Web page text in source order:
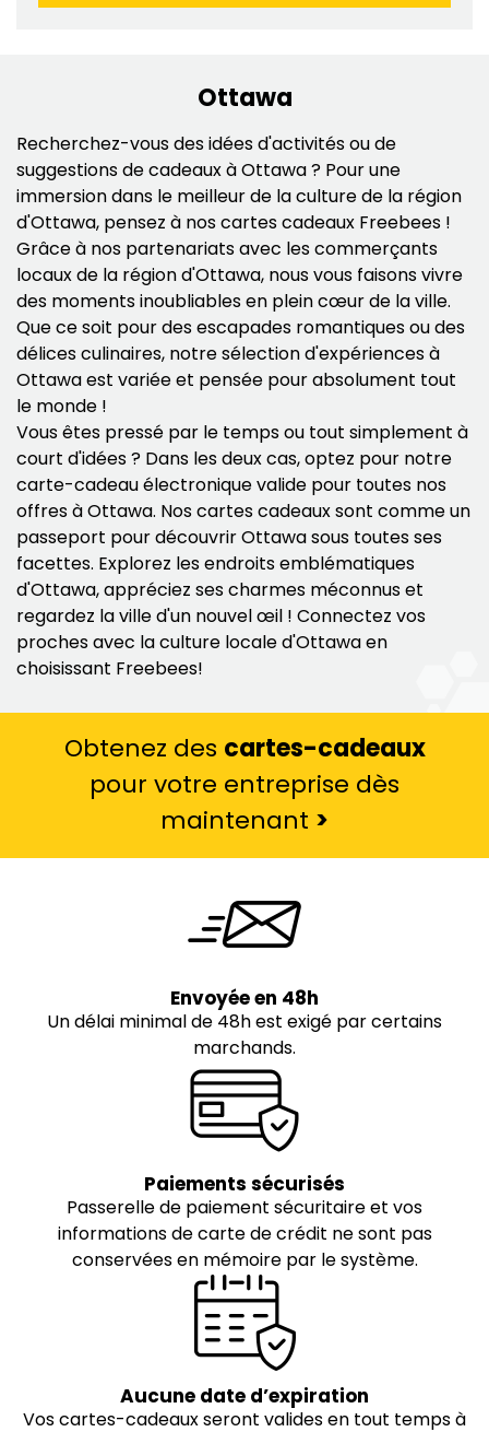
Ottawa
Recherchez-vous des idées d'activités ou de
suggestions de cadeaux à Ottawa ? Pour une
immersion dans le meilleur de la culture de la région
d'Ottawa, pensez à nos cartes cadeaux Freebees !
Grâce à nos partenariats avec les commerçants
locaux de la région d'Ottawa, nous vous faisons vivre
des moments inoubliables en plein cœur de la ville.
Que ce soit pour des escapades romantiques ou des
délices culinaires, notre sélection d'expériences à
Ottawa est variée et pensée pour absolument tout
le monde !
Vous êtes pressé par le temps ou tout simplement à
court d'idées ? Dans les deux cas, optez pour notre
carte-cadeau électronique valide pour toutes nos
offres à Ottawa. Nos cartes cadeaux sont comme un
passeport pour découvrir Ottawa sous toutes ses
facettes. Explorez les endroits emblématiques
d'Ottawa, appréciez ses charmes méconnus et
regardez la ville d'un nouvel œil ! Connectez vos
proches avec la culture locale d'Ottawa en
choisissant Freebees!
Obtenez des cartes-cadeaux
pour votre entreprise dès
maintenant >
Envoyée en 48h
Un délai minimal de 48h est exigé par certains
marchands.
Paiements sécurisés
Passerelle de paiement sécuritaire et vos
informations de carte de crédit ne sont pas
conservées en mémoire par le système.
Aucune date d’expiration
Vos cartes-cadeaux seront valides en tout temps à